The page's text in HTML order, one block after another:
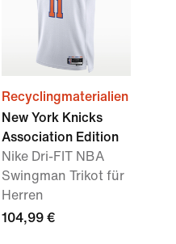
Recyclingmaterialien
New York Knicks
Association Edition
Nike Dri-FIT NBA
Swingman Trikot für
Herren
104,99 €